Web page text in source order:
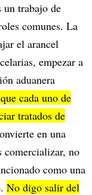
un trabajo de
comunes. La
el arancel
empezar a
aduanera
cada uno de
tratados de
en una
comercializar, no
como una
No digo salir del